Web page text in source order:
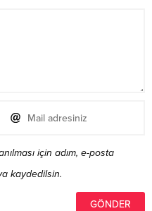
için adım, e-posta
kaydedilsin.